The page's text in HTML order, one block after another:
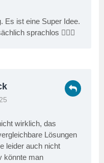
Es ist eine Super Idee.
sprachlos 🤦🏼‍♀️
wirklich, das
Lösungen
leider auch nicht
könnte man